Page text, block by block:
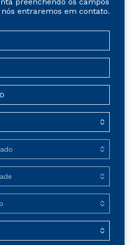
entraremos em contato.